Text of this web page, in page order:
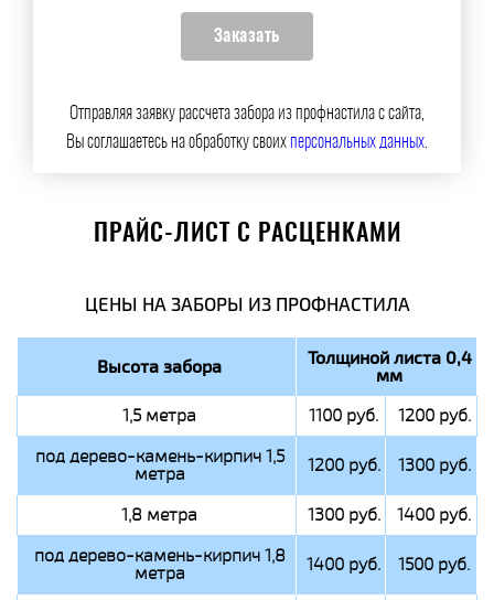
Отправляя заявку рассчета забора из профнастила с сайта,
Вы соглашаетесь на обработку своихперсональных данных.
ПРАЙС-ЛИСТ С РАСЦЕНКАМИ
ЦЕНЫ НА ЗАБОРЫ ИЗ ПРОФНАСТИЛА
Высота забора Толщиной листа 0,4
мм
1,5 метра 1100 руб.
1200 руб.
под дерево-камень-кирпич 1,5
метра 1200 руб. 1300 руб.
1,8 метра 1300 руб.
1400 руб.
под дерево-камень-кирпич 1,8
метра 1400 руб. 1500 руб.